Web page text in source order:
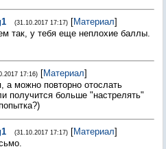
(31.10.2017 17:17) [Материал]
так, у тебя еще неплохие баллы.
17:16) [Материал]
а можно повторно отослать
получится больше "настрелять"
(31.10.2017 17:17) [Материал]